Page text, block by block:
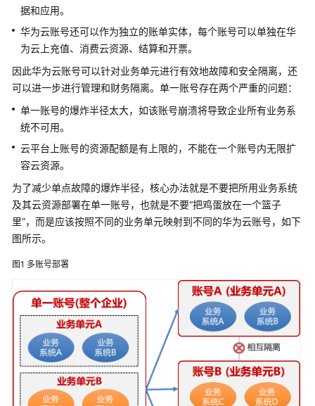
制
定
战
略
顶
层
规
划
概
述
越
心
卓
越
架
构
设
据和应用。
华为云账号还可以作为独立的账单实体，每个账号可以单独在华
为云上充值、消费云资源、结算和开票。
因此华为云账号可以针对业务单元进行有效地故障和安全隔离，还
可以进一步进行管理和财务隔离。单一账号存在两个严重的问题：
单一账号的爆炸半径太大，如该账号崩溃将导致企业所有业务系
统不可用。
云平台上账号的资源配额是有上限的，不能在一个账号内无限扩
容云资源。
为了减少单点故障的爆炸半径，核心办法就是不要把所用业务系统
及其云资源部署在单一账号，也就是不要“把鸡蛋放在一个篮子
里”，而是应该按照不同的业务单元映射到不同的华为云账号，如下
图所示。
图1 多账号部署